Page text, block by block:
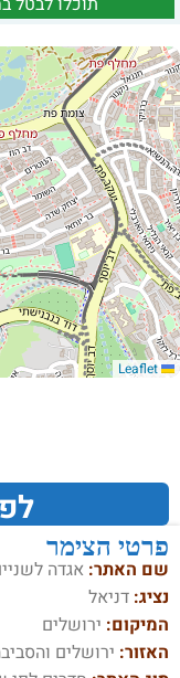
פרטי הצימר
שם האתר: אגדה
נציג: דניאל
המיקום: ירושלים
האזור: ירושלים